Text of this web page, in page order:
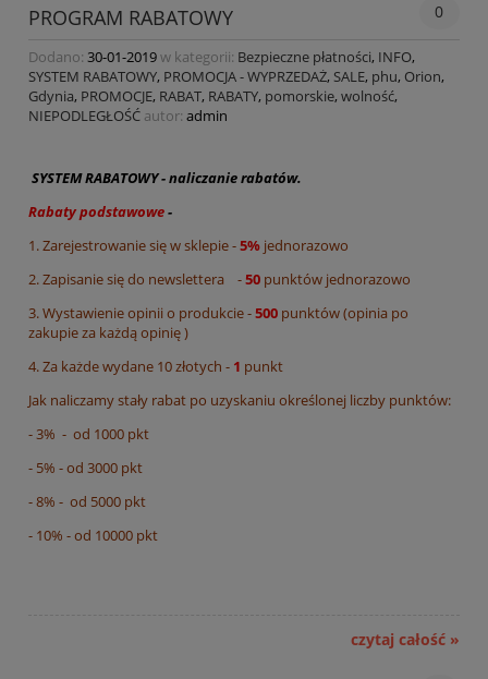
PROGRAM RABATOWY 0
Dodano: 30-01-2019w kategorii: Bezpieczne płatności, INFO,
SYSTEM RABATOWY, PROMOCJA - WYPRZEDAŻ, SALE, phu, Orion,
Gdynia, PROMOCJE, RABAT, RABATY, pomorskie, wolność,
NIEPODLEGŁOŚĆ autor: admin
SYSTEM RABATOWY - naliczanie rabatów.
Rabaty podstawowe-
1. Zarejestrowanie się w sklepie -5% jednorazowo
2. Zapisanie się do newslettera -50 punktów jednorazowo
3. Wystawienie opinii o produkcie -500 punktów (opinia po
zakupie za każdą opinię )
4. Za każde wydane 10 złotych - 1 punkt
Jak naliczamy stały rabat po uzyskaniu określonej liczby punktów:
- 3% - od 1000 pkt
- 5% - od 3000 pkt
- 8% - od 5000 pkt
- 10% - od 10000 pkt
czytaj całość »